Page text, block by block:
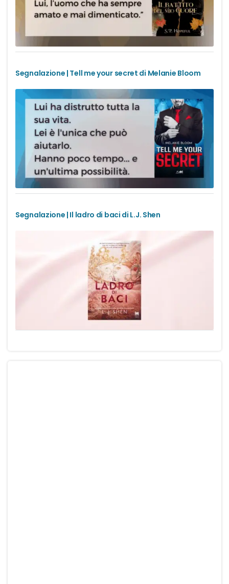
Spy romance
Step romance
Young Adult
Fantasy
Urban Fantasy
Gialli
Narrativa
Narrativa contemporanea
Romanzi di formazione
Segnalazione | Tell me your secret di Melanie Bloom
Segnalazione | Il ladro di baci di L.J. Shen